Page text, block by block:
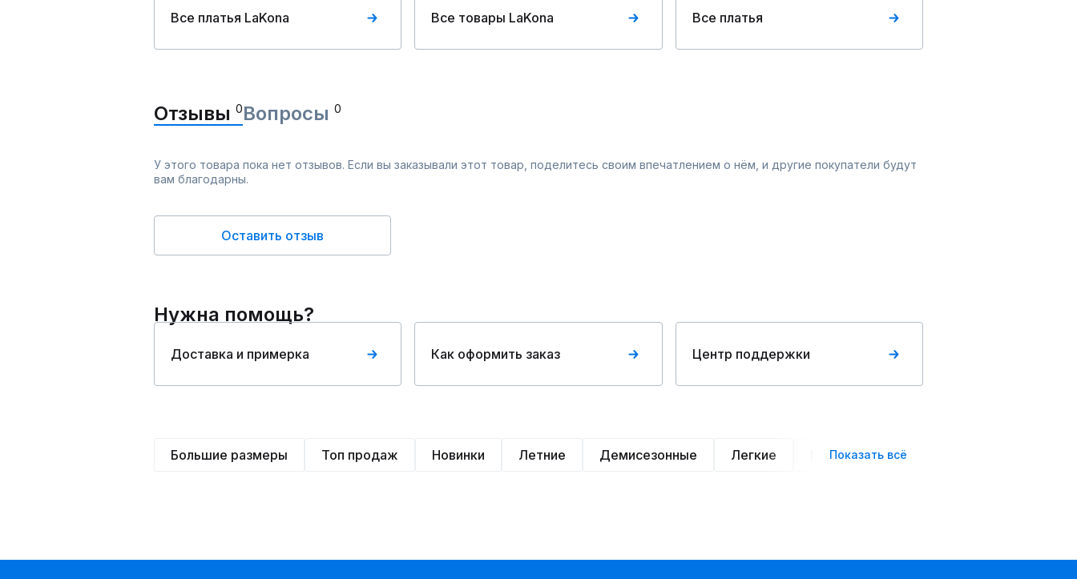
Все платья LaKona Все товары LaKona Все платья
Отзывы 0Вопросы 0
У этого товара пока нет отзывов. Если вы заказывали этот товар, поделитесь своим впечатлением о нём, и другие покупатели будут
вам благодарны.
Оставить отзыв
Нужна помощь?
Доставка и примерка Как оформить заказ Центр поддержки
Большие размеры Топ продаж Новинки Летние Демисезонные Легкие Нарядные
Показать всё